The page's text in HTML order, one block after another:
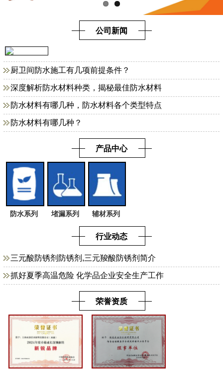
公司新闻
厨卫间防水施工有几项前提条件？
深度解析防水材料种类，揭秘最佳防水材料
防水材料有哪几种，防水材料各个类型特点
防水材料有哪几种？
产品中心
防水系列 堵漏系列 辅材系列
行业动态
三元酸防锈剂防锈剂,三元羧酸防锈剂简介
抓好夏季高温危险 化学品企业安全生产工作
荣誉资质